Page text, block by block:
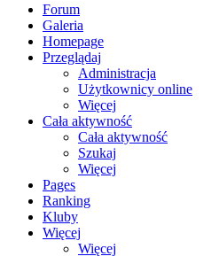
Forum
Galeria
Homepage
Przeglądaj
Administracja
Użytkownicy online
Więcej
Cała aktywność
Cała aktywność
Szukaj
Więcej
Pages
Ranking
Kluby
Więcej
Więcej